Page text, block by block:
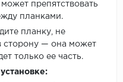
препятствовать
планками.
планку, не
сторону — она может
только ее часть.